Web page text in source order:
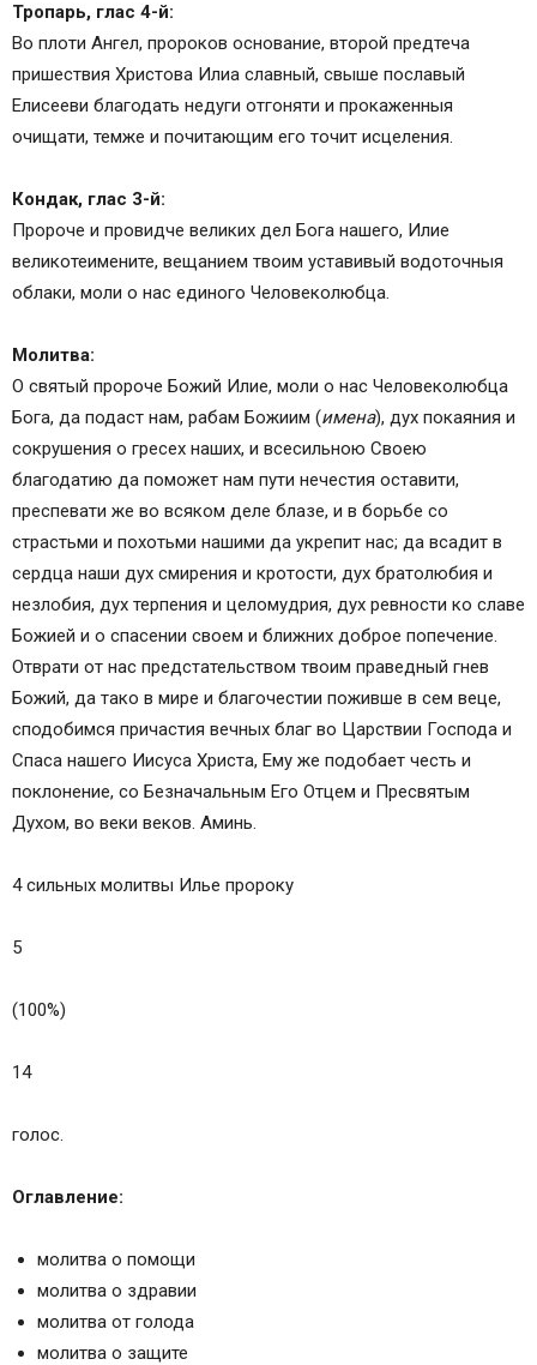
Тропарь, глас 4-й:
Во плоти Ангел, пророков основание, второй предтеча
пришествия Христова Илиа славный, свыше пославый
Елисееви благодать недуги отгоняти и прокаженныя
очищати, темже и почитающим его точит исцеления.
Кондак, глас 3-й:
Пророче и провидче великих дел Бога нашего, Илие
великотеимените, вещанием твоим уставивый водоточныя
облаки, моли о нас единого Человеколюбца.
Молитва:
О святый пророче Божий Илие, моли о нас Человеколюбца
Бога, да подаст нам, рабам Божиим (имена), дух покаяния и
сокрушения о гресех наших, и всесильною Своею
благодатию да поможет нам пути нечестия оставити,
преспевати же во всяком деле блазе, и в борьбе со
страстьми и похотьми нашими да укрепит нас; да всадит в
сердца наши дух смирения и кротости, дух братолюбия и
незлобия, дух терпения и целомудрия, дух ревности ко славе
Божией и о спасении своем и ближних доброе попечение.
Отврати от нас предстательством твоим праведный гнев
Божий, да тако в мире и благочестии поживше в сем веце,
сподобимся причастия вечных благ во Царствии Господа и
Спаса нашего Иисуса Христа, Ему же подобает честь и
поклонение, со Безначальным Его Отцем и Пресвятым
Духом, во веки веков. Аминь.
4 сильных молитвы Илье пророку
5
(100%)
14
голос.
Оглавление:
молитва о помощи
молитва о здравии
молитва от голода
молитва о защите